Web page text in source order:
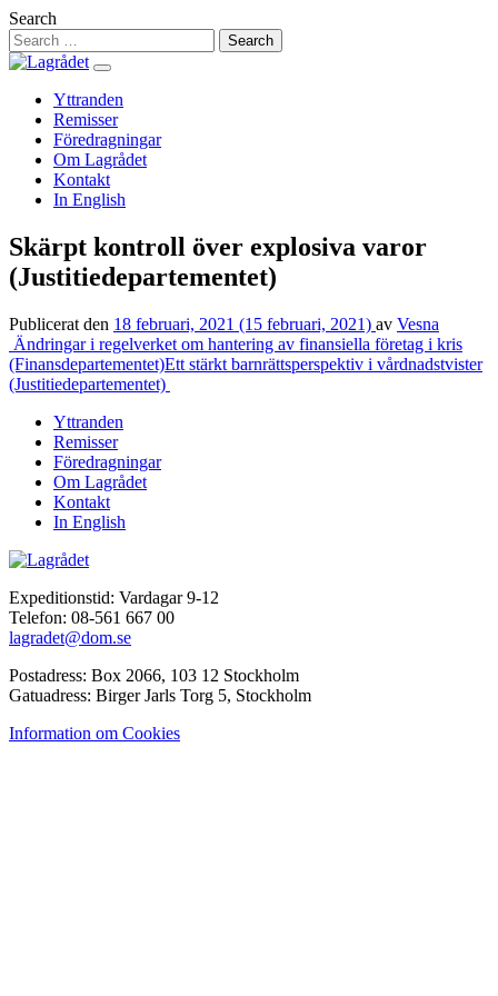
Hoppa
till
innehåll
Search
Yttranden
Remisser
Föredragningar
Om Lagrådet
Kontakt
In English
Skärpt kontroll över explosiva varor
(Justitiedepartementet)
Publicerat den 18 februari, 2021 (15 februari, 2021) av Vesna
Inläggsnavigering
Ändringar i regelverket om hantering av finansiella företag i kris
(Finansdepartementet)Ett stärkt barnrättsperspektiv i vårdnadstvister
(Justitiedepartementet)
Yttranden
Remisser
Föredragningar
Om Lagrådet
Kontakt
In English
Expeditionstid: Vardagar 9-12
Telefon: 08-561 667 00
lagradet@dom.se
Postadress: Box 2066, 103 12 Stockholm
Gatuadress: Birger Jarls Torg 5, Stockholm
Information om Cookies